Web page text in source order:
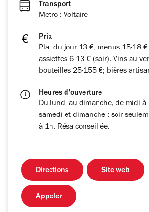
Transport
Metro : Voltaire
Prix
Plat du jour 13 €, menus 15-18
assiettes 6-13 € (soir). Vins au
bouteilles 25-155 €; bières
Heures d'ouverture
Du lundi au dimanche, de midi à
samedi et dimanche : soir
à 1h. Résa conseillée.
Directions Site web
Appeler